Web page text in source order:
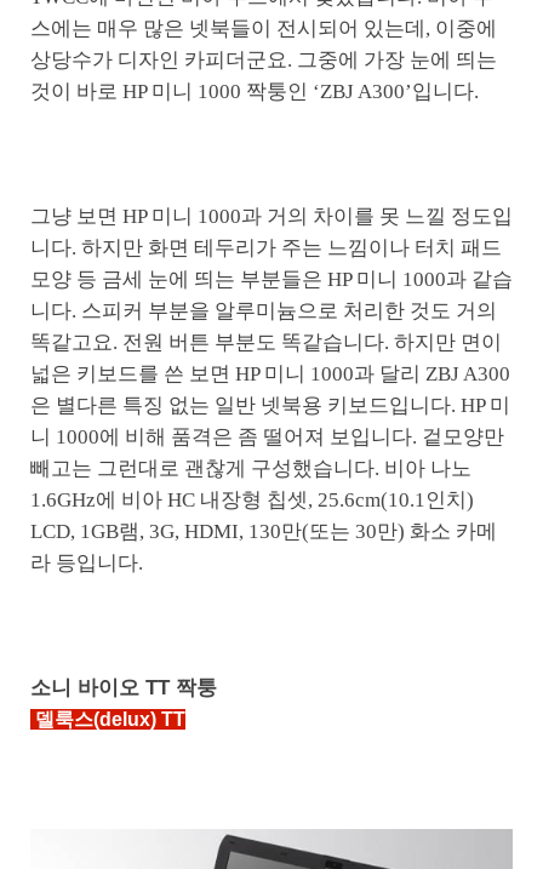
스에는 매우 많은 넷북들이 전시되어 있는데, 이중에
상당수가 디자인 카피더군요. 그중에 가장 눈에 띄는
것이 바로 HP 미니 1000 짝퉁인 ‘ZBJ A300’입니다.
그냥 보면 HP 미니 1000과 거의 차이를 못 느낄 정도입
니다. 하지만 화면 테두리가 주는 느낌이나 터치 패드
모양 등 금세 눈에 띄는 부분들은 HP 미니 1000과 같습
니다. 스피커 부분을 알루미늄으로 처리한 것도 거의
똑같고요. 전원 버튼 부분도 똑같습니다. 하지만 면이
넓은 키보드를 쓴 보면 HP 미니 1000과 달리 ZBJ A300
은 별다른 특징 없는 일반 넷북용 키보드입니다. HP 미
니 1000에 비해 품격은 좀 떨어져 보입니다. 겉모양만
빼고는 그런대로 괜찮게 구성했습니다. 비아 나노
1.6GHz에 비아 HC 내장형 칩셋, 25.6cm(10.1인치)
LCD, 1GB램, 3G, HDMI, 130만(또는 30만) 화소 카메
라 등입니다.
소니 바이오 TT 짝퉁
델룩스(delux) TT